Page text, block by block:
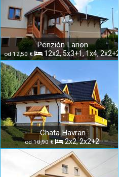
Penzión Larion
od 12,50 € 12x2, 5x3+1, 1x4, 2x2+2
Chata Havran
od 10,90 € 2x2, 2x2+2